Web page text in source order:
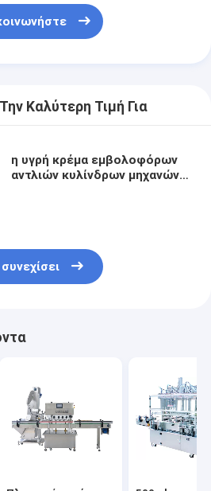
Καλύτερη Τιμή Για
η υγρή κρέμα εμβολοφόρων
αντλιών κυλίνδρων μηχανών